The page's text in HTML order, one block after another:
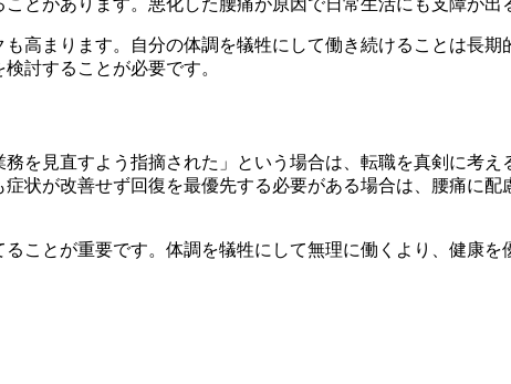
とがあります。悪化した腰痛が原因で日常生活にも支障が
高まります。自分の体調を犠牲にして働き続けることは長
討することが必要です。
を見直すよう指摘された」という場合は、転職を真剣に考
状が改善せず回復を最優先する必要がある場合は、腰痛に
ことが重要です。体調を犠牲にして無理に働くより、健康